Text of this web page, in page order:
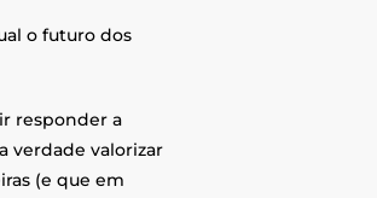
o futuro dos
responder a
verdade valorizar
(e que em